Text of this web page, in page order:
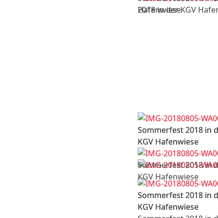
Hafenwiese
2018 in der KGV
Sommerfest 2018 in
KGV Hafenwiese
Sommerfest 2018 in
KGV Hafenwiese
Sommerfest 2018 in
KGV Hafenwiese
Sommerfest 2018 in
KGV Hafenwiese
Sommerfest 2018 in
KGV Hafenwiese